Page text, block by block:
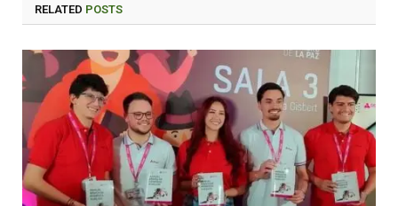
RELATED POSTS